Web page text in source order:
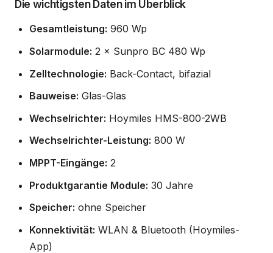
Die wichtigsten Daten im Überblick
Gesamtleistung: 960 Wp
Solarmodule: 2 × Sunpro BC 480 Wp
Zelltechnologie: Back-Contact, bifazial
Bauweise: Glas-Glas
Wechselrichter: Hoymiles HMS-800-2WB
Wechselrichter-Leistung: 800 W
MPPT-Eingänge: 2
Produktgarantie Module: 30 Jahre
Speicher: ohne Speicher
Konnektivität: WLAN & Bluetooth (Hoymiles-
App)